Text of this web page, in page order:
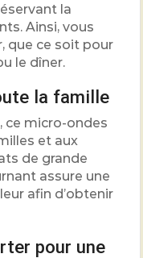
la
Ainsi, vous
que ce soit pour
le dîner.
la famille
ce micro-ondes
et aux
de grande
assure une
afin d’obtenir
pour une